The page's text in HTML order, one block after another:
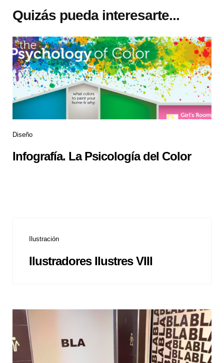
Quizás pueda interesarte...
Diseño
Infografía. La Psicología del Color
Ilustración
Ilustradores Ilustres VIII